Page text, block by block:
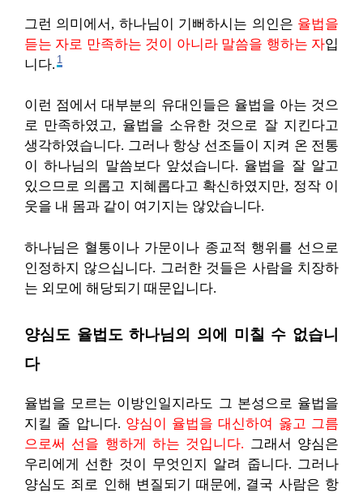
그런 의미에서, 하나님이 기뻐하시는 의인은 율법을
듣는 자로 만족하는 것이 아니라 말씀을 행하는 자입
니다. 1
이런 점에서 대부분의 유대인들은 율법을 아는 것으
로 만족하였고, 율법을 소유한 것으로 잘 지킨다고
생각하였습니다. 그러나 항상 선조들이 지켜 온 전통
이 하나님의 말씀보다 앞섰습니다. 율법을 잘 알고
있으므로 의롭고 지혜롭다고 확신하였지만, 정작 이
웃을 내 몸과 같이 여기지는 않았습니다.
하나님은 혈통이나 가문이나 종교적 행위를 선으로
인정하지 않으십니다. 그러한 것들은 사람을 치장하
는 외모에 해당되기 때문입니다.
양심도 율법도 하나님의 의에 미칠 수 없습니
다
율법을 모르는 이방인일지라도 그 본성으로 율법을
지킬 줄 압니다. 양심이 율법을 대신하여 옳고 그름
으로써 선을 행하게 하는 것입니다. 그래서 양심은
우리에게 선한 것이 무엇인지 알려 줍니다. 그러나
양심도 죄로 인해 변질되기 때문에, 결국 사람은 항